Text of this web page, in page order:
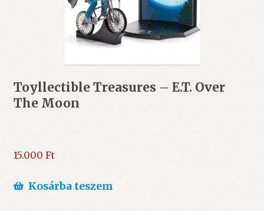
Toyllectible Treasures – E.T. Over
The Moon
15.000 Ft
Kosárba teszem